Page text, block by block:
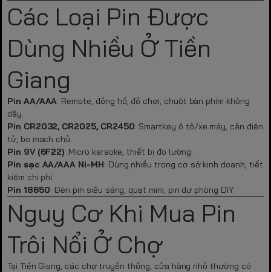
Các Loại Pin Được
Dùng Nhiều Ở Tiền
Giang
Pin AA/AAA: Remote, đồng hồ, đồ chơi, chuột bàn phím không
dây.
Pin CR2032, CR2025, CR2450: Smartkey ô tô/xe máy, cân điện
tử, bo mạch chủ.
Pin 9V (6F22): Micro karaoke, thiết bị đo lường.
Pin sạc AA/AAA Ni-MH: Dùng nhiều trong cơ sở kinh doanh, tiết
kiệm chi phí.
Pin 18650: Đèn pin siêu sáng, quạt mini, pin dự phòng DIY.
Nguy Cơ Khi Mua Pin
Trôi Nổi Ở Chợ
Tại Tiền Giang, các chợ truyền thống, cửa hàng nhỏ thường có